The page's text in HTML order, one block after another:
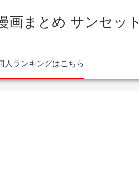
画まとめ サンセット
人ランキングはこちら